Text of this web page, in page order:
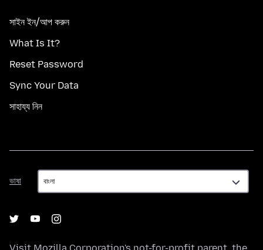
সাইন ইন/আপ করুন
What Is It?
Reset Password
Sync Your Data
সাহায্য নিন
ভাষা
ভাষা